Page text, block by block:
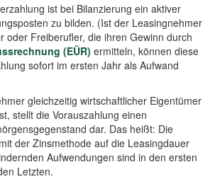
ist bei Bilanzierung ein aktiver
zu bilden. (Ist der Leasingnehmer
oder Freiberufler, die ihren Gewinn durch
(EÜR) ermitteln, können diese
sofort im ersten Jahr als Aufwand
gleichzeitig wirtschaftlicher Eigentümer
stellt die Vorauszahlung einen
dar. Das heißt: Die
der Zinsmethode auf die Leasingdauer
Aufwendungen sind in den ersten
Letzten.